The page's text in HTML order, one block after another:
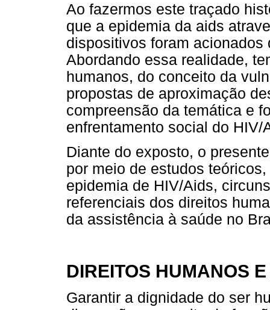
Ao fazermos este traçado
que a epidemia da aids
dispositivos foram
Abordando essa realidade,
humanos, do conceito da
propostas de aproximação
compreensão da temática e
enfrentamento social do HIV/
Diante do exposto, o
por meio de estudos
epidemia de HIV/Aids,
referenciais dos direitos
da assistência à saúde no
DIREITOS HUMANOS
Garantir a dignidade do ser